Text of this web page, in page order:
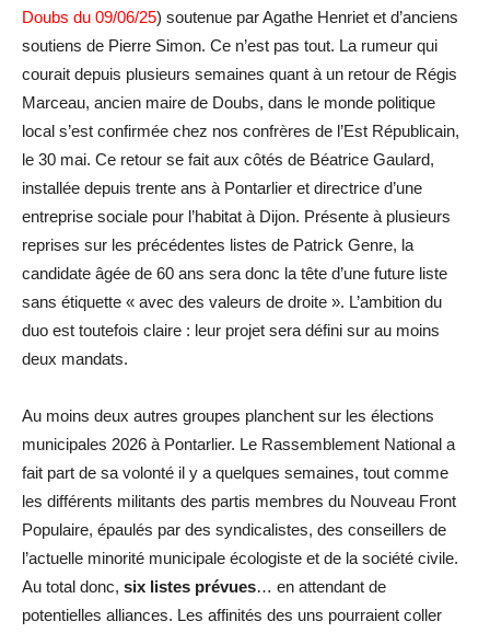
Doubs du 09/06/25) soutenue par Agathe Henriet et d’anciens
soutiens de Pierre Simon. Ce n’est pas tout. La rumeur qui
courait depuis plusieurs semaines quant à un retour de Régis
Marceau, ancien maire de Doubs, dans le monde politique
local s’est confirmée chez nos confrères de l’Est Républicain,
le 30 mai. Ce retour se fait aux côtés de Béatrice Gaulard,
installée depuis trente ans à Pontarlier et directrice d’une
entreprise sociale pour l’habitat à Dijon. Présente à plusieurs
reprises sur les précédentes listes de Patrick Genre, la
candidate âgée de 60 ans sera donc la tête d’une future liste
sans étiquette « avec des valeurs de droite ». L’ambition du
duo est toutefois claire : leur projet sera défini sur au moins
deux mandats.
Au moins deux autres groupes planchent sur les élections
municipales 2026 à Pontarlier. Le Rassemblement National a
fait part de sa volonté il y a quelques semaines, tout comme
les différents militants des partis membres du Nouveau Front
Populaire, épaulés par des syndicalistes, des conseillers de
l’actuelle minorité municipale écologiste et de la société civile.
Au total donc, six listes prévues… en attendant de
potentielles alliances. Les affinités des uns pourraient coller